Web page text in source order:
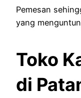
Pemesan
yang
Toko
di